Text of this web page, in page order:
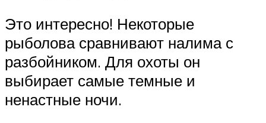
Это интересно! Некоторые
рыболова сравнивают налима с
разбойником. Для охоты он
выбирает самые темные и
ненастные ночи.